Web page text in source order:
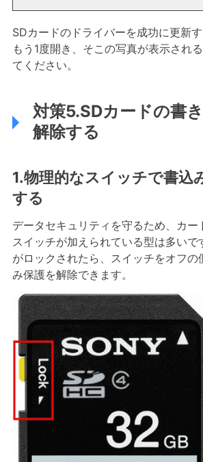
SDカードのドライバーを成功に更新
もう1度開き、そこの写真が表示され
てください。
対策5.SDカードの書
解除する
1.物理的なスイッチで書込
する
データセキュリティを守るため、カー
スイッチが加えられている型は多いで
がロックされたら、スイッチをオフの
み保護を解除できます。